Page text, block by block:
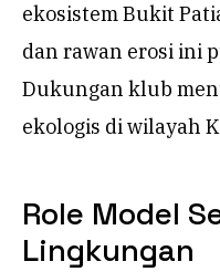
ekosistem Bukit
dan rawan erosi ini
Dukungan klub
ekologis di wilayah
Role Model
Lingkungan